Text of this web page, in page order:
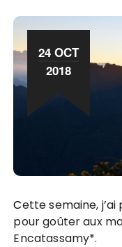
24 OCT
2018
Cette semaine, j’ai profité de monter au Maïdo
pour goûter aux
Encatassamy*.